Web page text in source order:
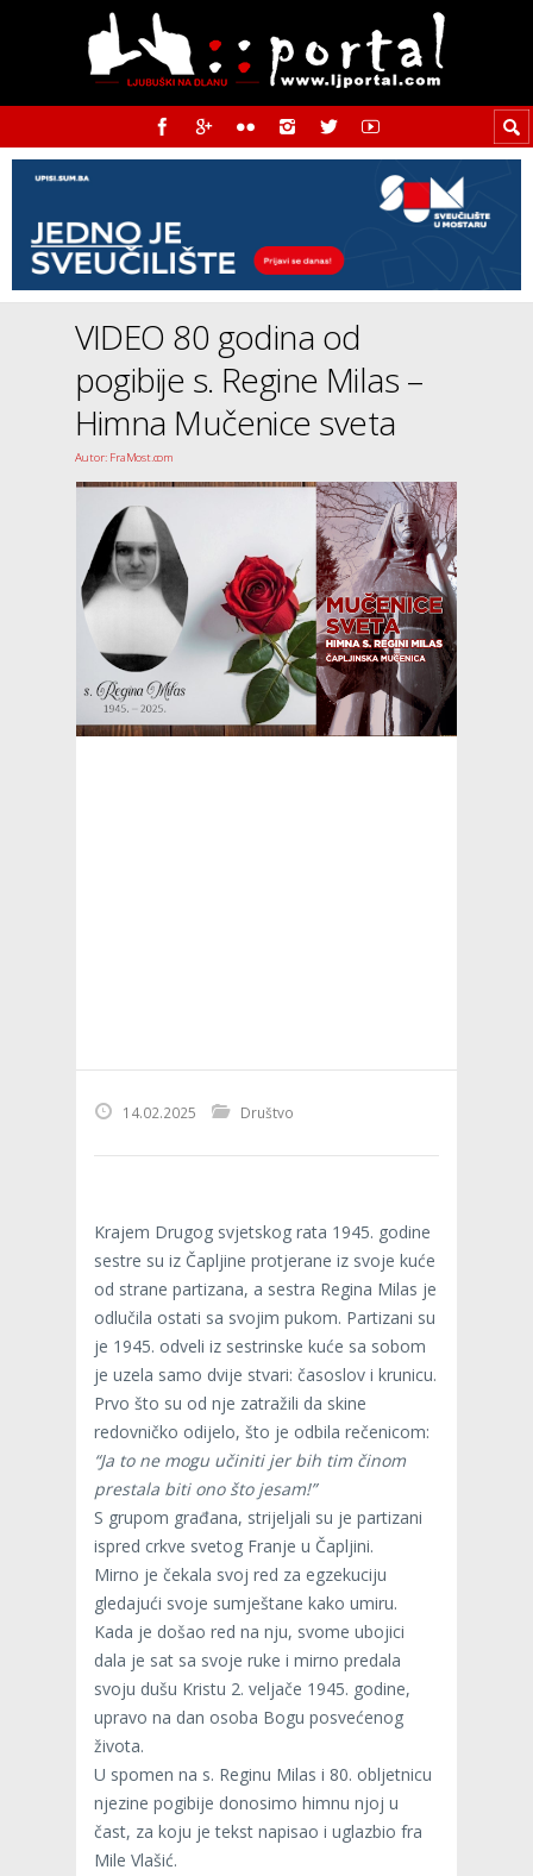
VIDEO 80 godina od
pogibije s. Regine Milas –
Himna Mučenice sveta
Autor: FraMost.com
14.02.2025 Društvo
Krajem Drugog svjetskog rata 1945. godine
sestre su iz Čapljine protjerane iz svoje kuće
od strane partizana, a sestra Regina Milas je
odlučila ostati sa svojim pukom. Partizani su
je 1945. odveli iz sestrinske kuće sa sobom
je uzela samo dvije stvari: časoslov i krunicu.
Prvo što su od nje zatražili da skine
redovničko odijelo, što je odbila rečenicom:
“Ja to ne mogu učiniti jer bih tim činom
prestala biti ono što jesam!”
S grupom građana, strijeljali su je partizani
ispred crkve svetog Franje u Čapljini.
Mirno je čekala svoj red za egzekuciju
gledajući svoje sumještane kako umiru.
Kada je došao red na nju, svome ubojici
dala je sat sa svoje ruke i mirno predala
svoju dušu Kristu 2. veljače 1945. godine,
upravo na dan osoba Bogu posvećenog
života.
U spomen na s. Reginu Milas i 80. obljetnicu
njezine pogibije donosimo himnu njoj u
čast, za koju je tekst napisao i uglazbio fra
Mile Vlašić.